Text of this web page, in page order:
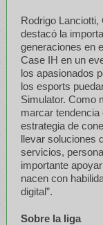
Rodrigo
destacó la
generaciones en
Case IH en un
los apasionados
los esports
Simulator. Como
marcar tendencia
estrategia de
llevar soluciones
servicios,
importante
nacen con
digital”.
Sobre la liga